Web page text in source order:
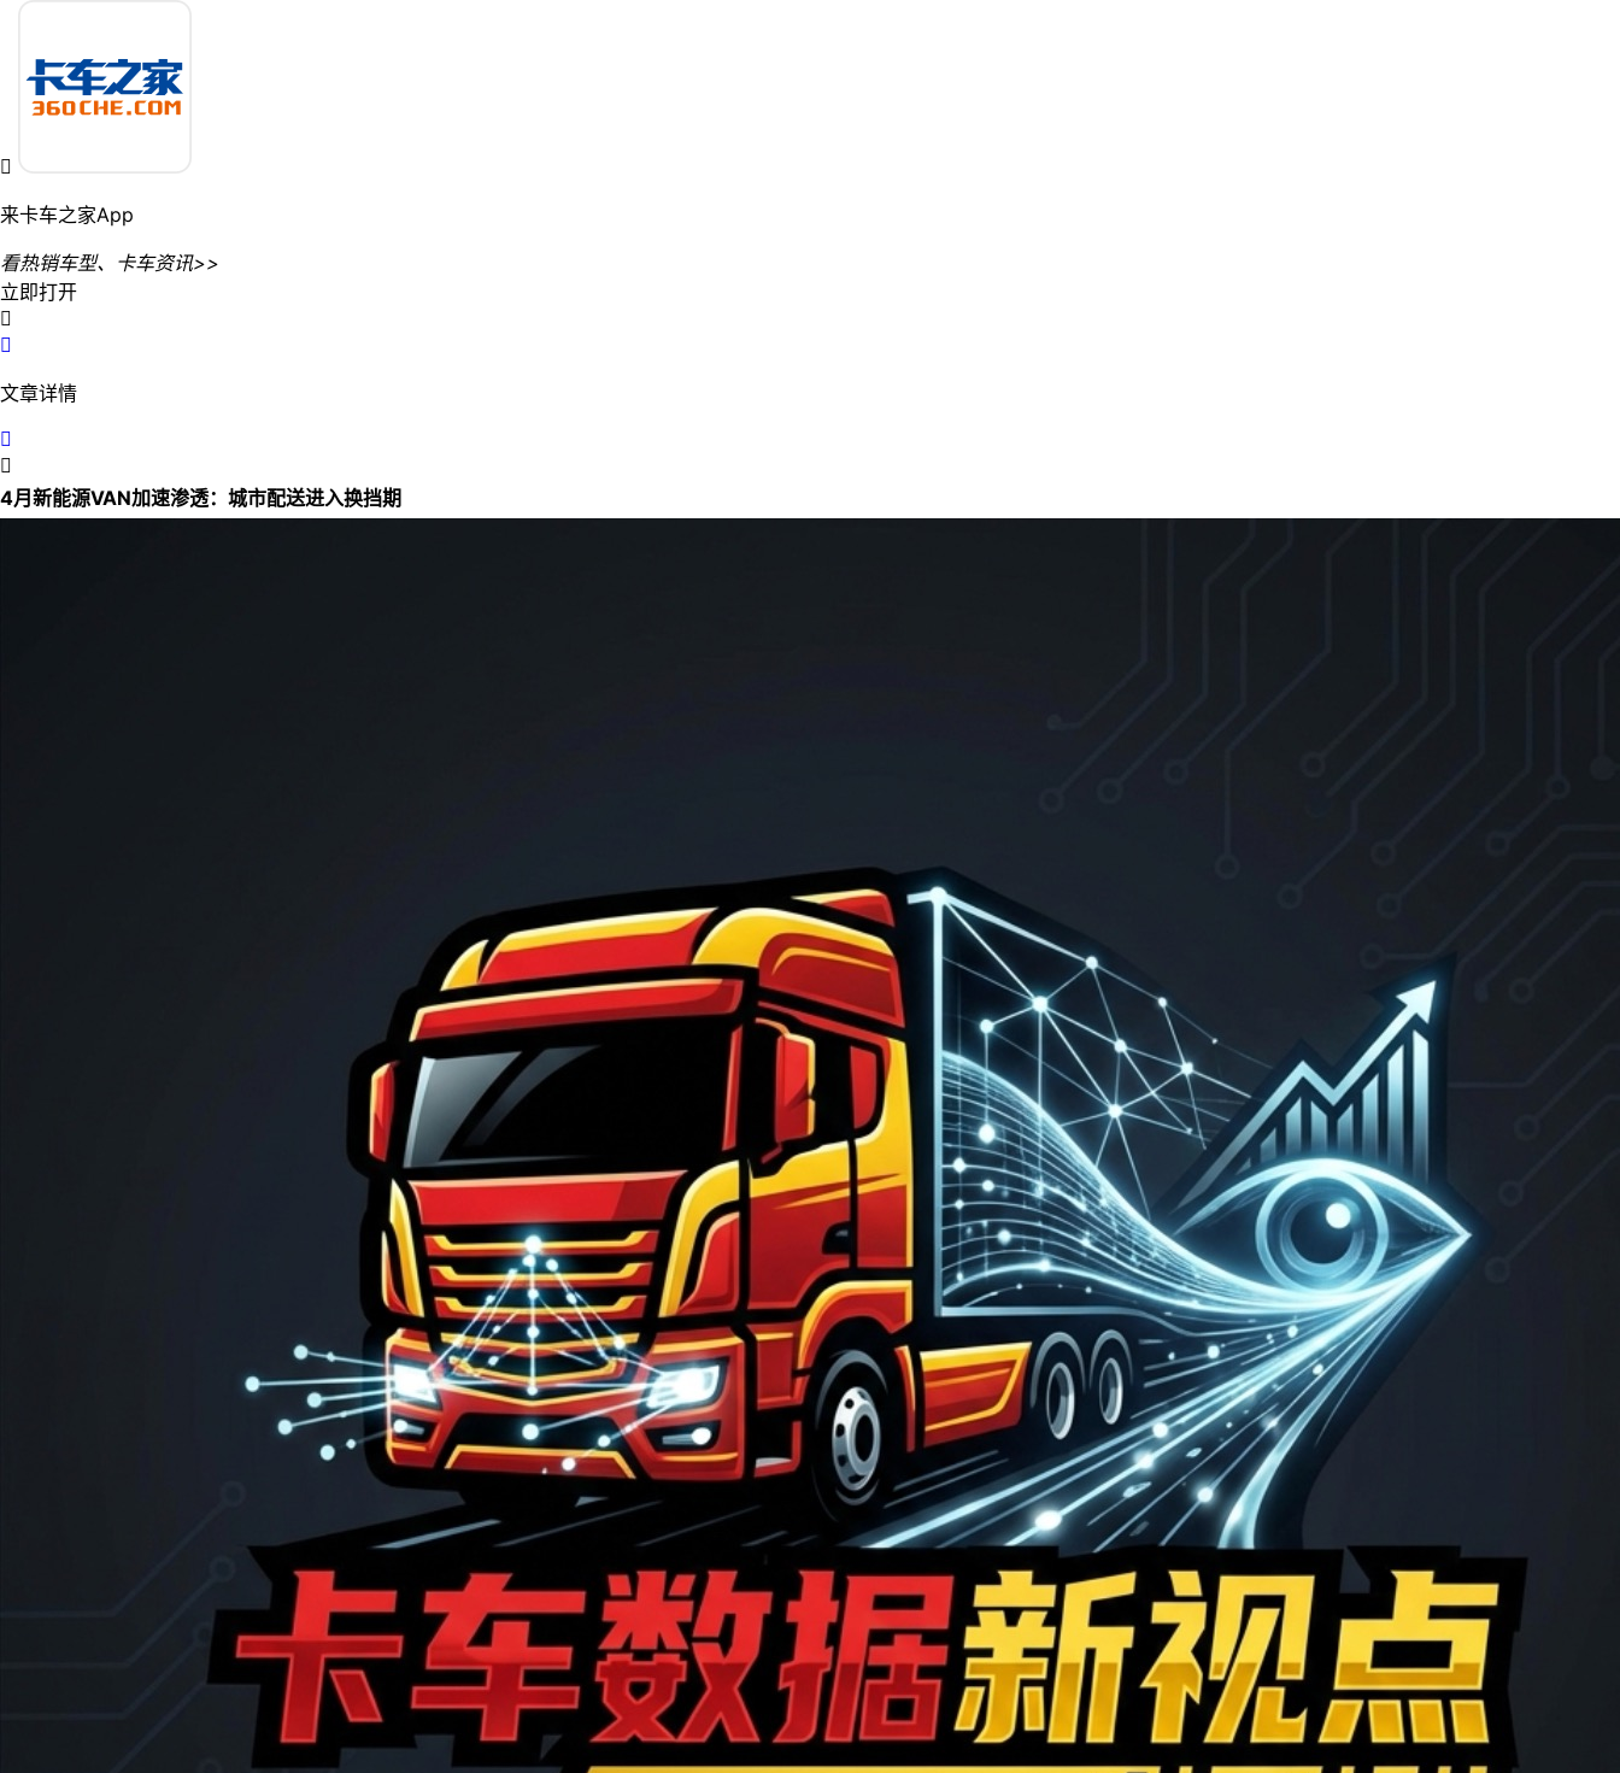

来卡车之家App
看热销车型、卡车资讯>>
立即打开


文章详情


4月新能源VAN加速渗透：城市配送进入换挡期